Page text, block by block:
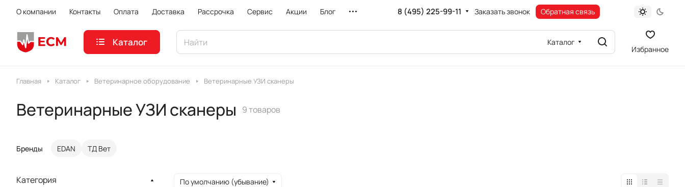
О компании Контакты Оплата Доставка Рассрочка Сервис Акции Блог 8 (495) 225-99-11 Заказать звонок Обратная связь
Каталог Каталог
Избранное
Главная Каталог Ветеринарное оборудование Ветеринарные УЗИ сканеры
Ветеринарные УЗИ сканеры 9 товаров
Бренды EDAN ТД Вет
По умолчанию (убывание)
Категория